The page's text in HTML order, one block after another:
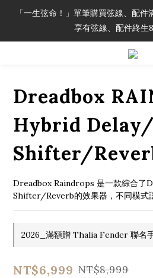
「一生弦命！」單筆購買弦線、配
享有弦線、配件終生
「一生弦命！」單筆購買弦線、配
享有弦線、配件終生
加入會員即領2000元購物金。 加
「一生弦命！」單筆購買弦線、配件
Dreadbox
Hybrid
Shifter/
Dreadbox Raindrops 是一款綜合了
Shifter/Reverb的效果器，不同模式
2026_滿額贈 Thalia Fender 聯名
NT$6,999 NT$8,999